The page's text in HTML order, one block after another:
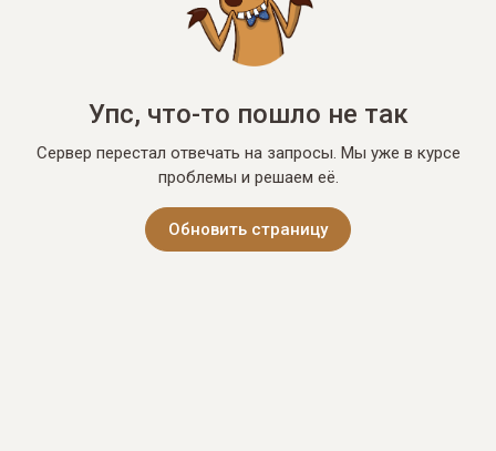
Упс, что-то пошло не так
Сервер перестал отвечать на запросы. Мы уже в курсе
проблемы и решаем её.
Обновить страницу